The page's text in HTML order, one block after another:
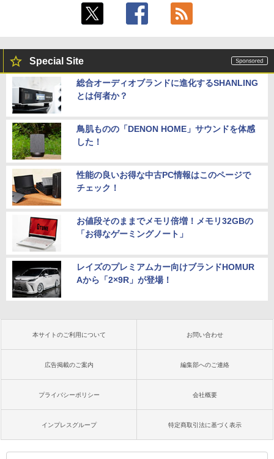
Special Site
総合オーディオブランドに進化するSHANLING
とは何者か？
鳥肌ものの「DENON HOME」サウンドを体感
した！
性能の良いお得な中古PC情報はこのページで
チェック！
お値段そのままでメモリ倍増！メモリ32GBの
「お得なゲーミングノート」
レイズのプレミアムカー向けブランドHOMUR
Aから「2×9R」が登場！
本サイトのご利用について お問い合わせ
広告掲載のご案内 編集部へのご連絡
プライバシーポリシー 会社概要
インプレスグループ 特定商取引法に基づく表示